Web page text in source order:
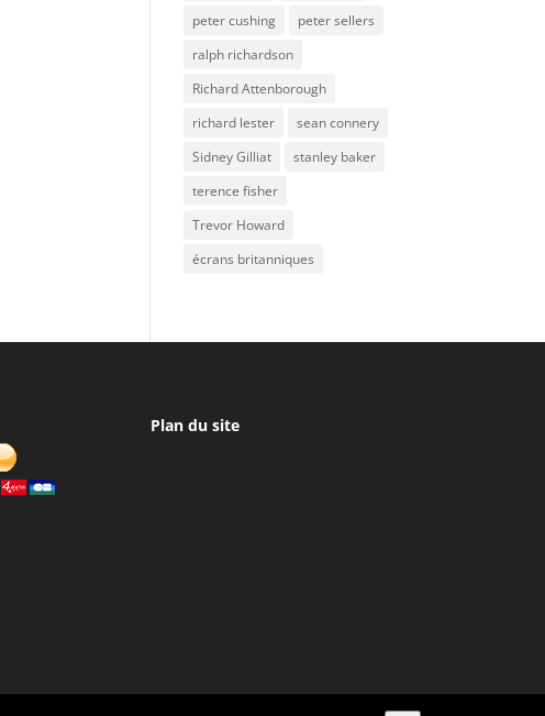
peter cushing
peter sellers
ralph richardson
Richard Attenborough
richard lester
sean connery
Sidney Gilliat
stanley baker
terence fisher
Trevor Howard
écrans britanniques
Plan du site